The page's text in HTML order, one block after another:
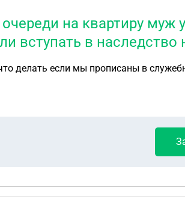
на квартиру муж
вступать в наследство
делать если мы прописаны в